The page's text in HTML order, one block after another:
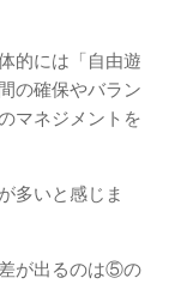
的には「自由遊
の確保やバラン
マネジメントを
多いと感じま
が出るのは⑤の